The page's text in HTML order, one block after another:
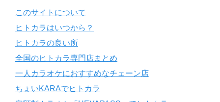
このサイトについて
ヒトカラはいつから？
ヒトカラの良い所
全国のヒトカラ専門店まとめ
一人カラオケにおすすめなチェーン店
ちょいKARAでヒトカラ